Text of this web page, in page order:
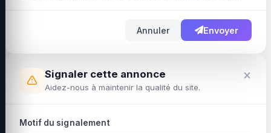
Annuler Envoyer
Signaler cette annonce
Aidez-nous à maintenir la qualité du site.
×
Motif du signalement